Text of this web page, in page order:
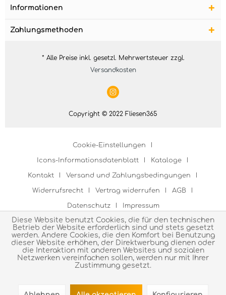
Informationen
Zahlungsmethoden
* Alle Preise inkl. gesetzl. Mehrwertsteuer zzgl.
Versandkosten
Copyright © 2022 Fliesen365
Cookie-Einstellungen
Icons-Informationsdatenblatt Kataloge
Kontakt Versand und Zahlungsbedingungen
Widerrufsrecht Vertrag widerrufen AGB
Datenschutz Impressum
Diese Website benutzt Cookies, die für den technischen
Betrieb der Website erforderlich sind und stets gesetzt
werden. Andere Cookies, die den Komfort bei Benutzung
dieser Website erhöhen, der Direktwerbung dienen oder
die Interaktion mit anderen Websites und sozialen
Netzwerken vereinfachen sollen, werden nur mit Ihrer
Zustimmung gesetzt.